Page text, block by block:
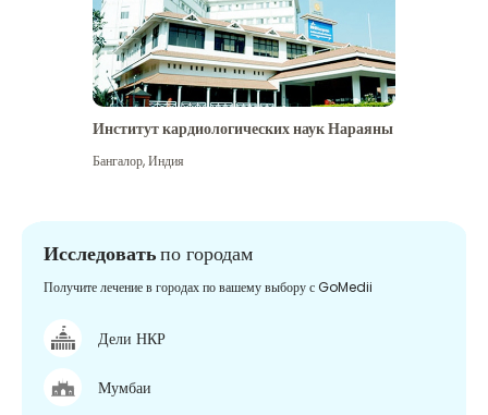
Институт кардиологических наук Нараяны
Бангалор,Индия
Исследоватьпо городам
Получите лечение в городах по вашему выбору с GoMedii
Дели НКР
Мумбаи